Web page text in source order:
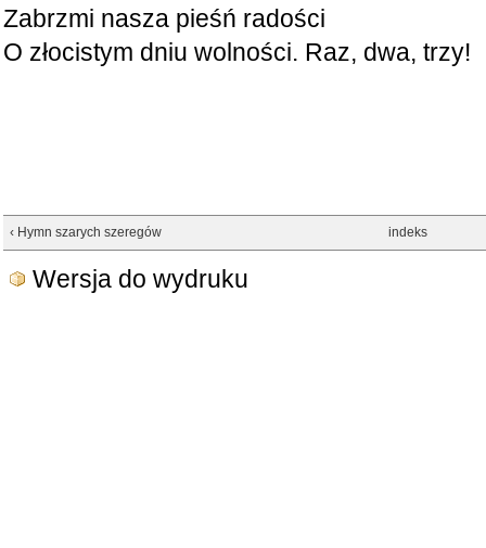
Zabrzmi nasza pieśń radości
O złocistym dniu wolności. Raz, dwa, trzy!
‹ Hymn szarych szeregów indeks
Wersja do wydruku